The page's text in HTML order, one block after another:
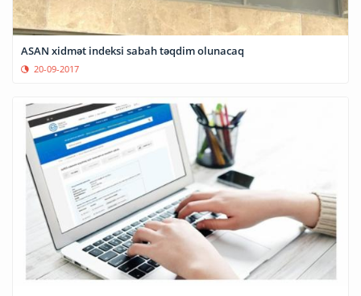
ASAN xidmət indeksi sabah təqdim olunacaq
20-09-2017